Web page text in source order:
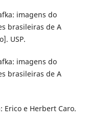
imagens do
brasileiras de A
USP.
imagens do
brasileiras de A
Erico e Herbert Caro.